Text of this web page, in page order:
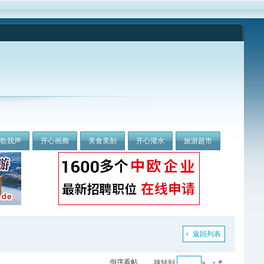
我声 开心画廊 美食美刻 开心灌水 旅游超市
返回列表
#
倒序看帖